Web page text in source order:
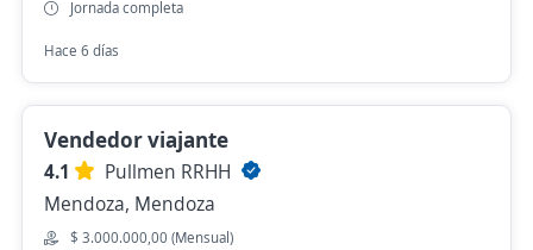
Jornada completa
Hace 6 días
Vendedor viajante
4.1
Pullmen RRHH
Mendoza, Mendoza
$ 3.000.000,00 (Mensual)